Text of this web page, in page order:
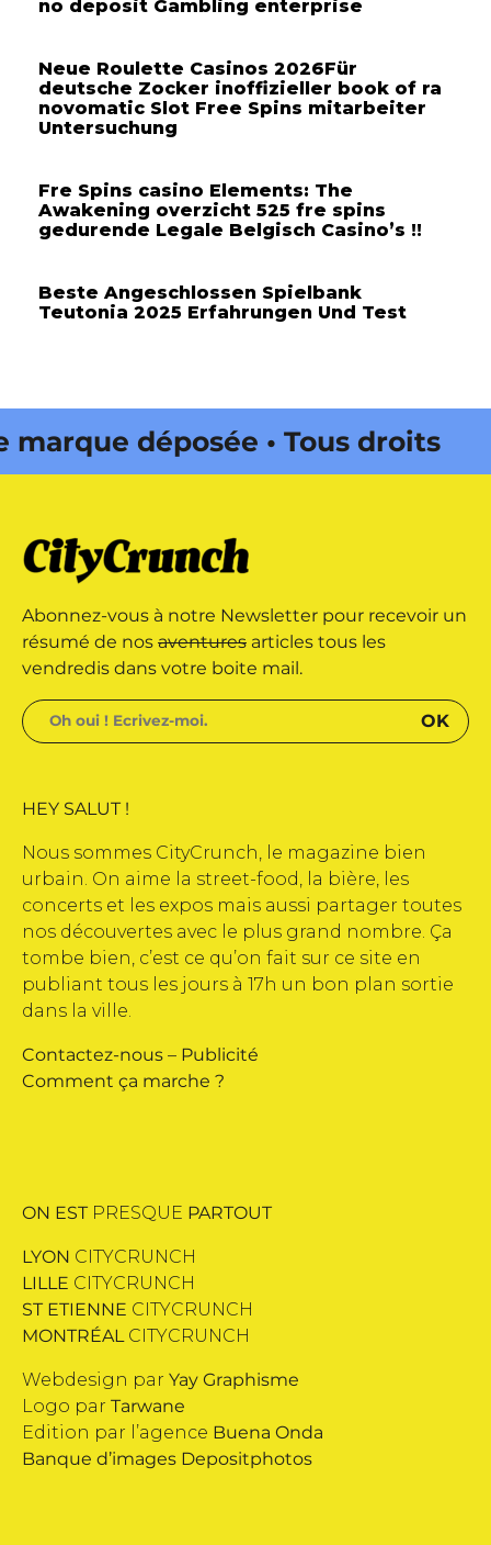
no deposit Gambling enterprise
Neue Roulette Casinos 2026Für
deutsche Zocker inoffizieller book of ra
novomatic Slot Free Spins mitarbeiter
Untersuchung
Fre Spins casino Elements: The
Awakening overzicht 525 fre spins
gedurende Legale Belgisch Casino’s !!
Beste Angeschlossen Spielbank
Teutonia 2025 Erfahrungen Und Test
déposée • Tous droits
déposée • Tous droits
par Buena Onda Web •
Abonnez-vous à notre Newsletter pour recevoir un
résumé de nos aventures articles tous les
vendredis dans votre boite mail.
HEY SALUT !
Nous sommes CityCrunch, le magazine bien
urbain. On aime la street-food, la bière, les
concerts et les expos mais aussi partager toutes
nos découvertes avec le plus grand nombre. Ça
tombe bien, c’est ce qu’on fait sur ce site en
publiant tous les jours à 17h un bon plan sortie
dans la ville.
Contactez-nous – Publicité
Comment ça marche ?
ON EST PRESQUE PARTOUT
LYON CITYCRUNCH
LILLE CITYCRUNCH
ST ETIENNE CITYCRUNCH
MONTRÉALCITYCRUNCH
Webdesign par Yay Graphisme
Logo par Tarwane
Edition par l’agence Buena Onda
Banque d’images Depositphotos